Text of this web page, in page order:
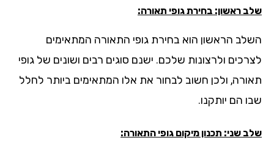
ראשון: בחירת גופי תאורה:
הראשון הוא בחירת גופי התאורה המתאימים
ולרצונות שלכם. ישנם סוגים רבים ושונים של גופי
ולכן חשוב לבחור את אלו המתאימים ביותר לחלל
הם יותקנו.
שני: תכנון מיקום גופי התאורה: